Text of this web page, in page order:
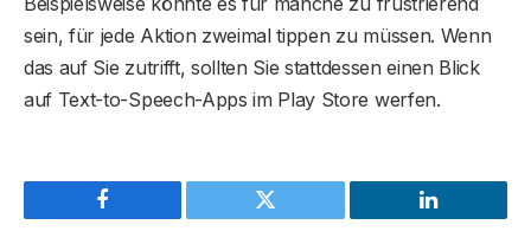
sein, für jede Aktion zweimal tippen zu müssen. Wenn
das auf Sie zutrifft, sollten Sie stattdessen einen Blick
auf Text-to-Speech-Apps im Play Store werfen.
Facebook Twitter LinkedIn